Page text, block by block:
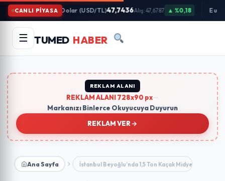
İçeriğe
Atla
CANLI PİYASA Dolar (USD/TL)47,7436Alış: 47,6787 ▲ %0,18 Euro
☰ TUMED HABER
Arama
yapın:
REKLAM ALANI
REKLAM ALANI 728x90 px
Markanızı Binlerce Okuyucuya Duyurun
REKLAM VER
Ana Sayfa İstanbul Beyoğlu’nda 1,5 Ton Kaçak Midye Ele…